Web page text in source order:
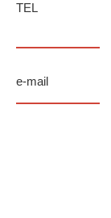
TEL
e-mail